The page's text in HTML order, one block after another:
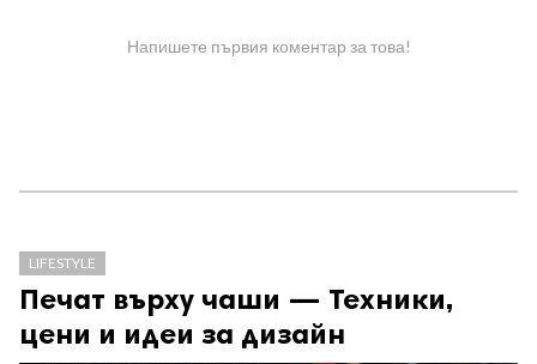
Напишете първия коментар за това!
LIFESTYLE
Печат върху чаши — Техники,
цени и идеи за дизайн